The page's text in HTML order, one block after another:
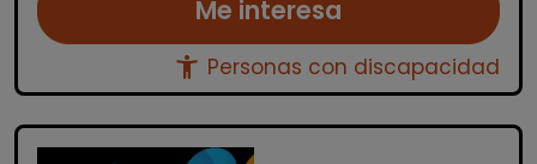
Me interesa
accessibility_new Personas con discapacidad